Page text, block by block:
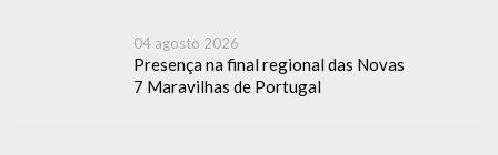
04 agosto 2026
Presença na final regional das Novas
7 Maravilhas de Portugal